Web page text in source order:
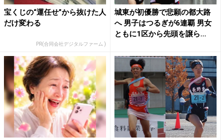
宝くじの“運任せ”から抜けた人
だけ変わる
PR(合同会社デジタルファーム )
城東が初優勝で悲願の都大路
へ 男子はつるぎが6連覇 男女
ともに1区から先頭を譲ら...